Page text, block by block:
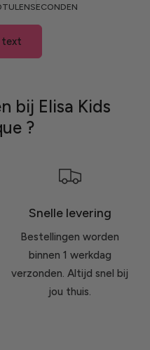
SECONDEN
bij Elisa Kids
?
Snelle levering
Bestellingen worden
binnen 1 werkdag
verzonden. Altijd snel bij
jou thuis.